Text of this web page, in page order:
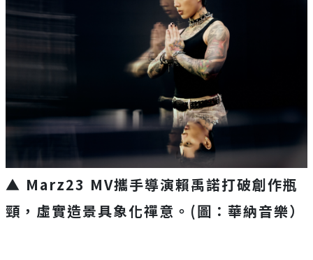
▲ Marz23 MV攜手導演賴禹諾打破創作瓶
頸，虛實造景具象化禪意。(圖：華納音樂）